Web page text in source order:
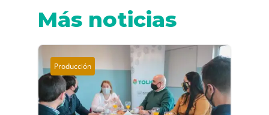
Más noticias
Producción